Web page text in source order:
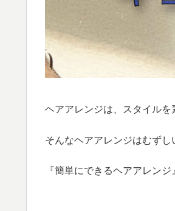
ヘアアレンジは、スタイルを
そんなヘアアレンジはむずし
『簡単にできるヘアアレンジ